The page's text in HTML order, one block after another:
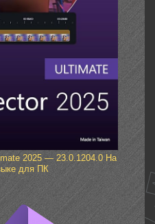
2025 — 23.0.1204.0 На
для ПК